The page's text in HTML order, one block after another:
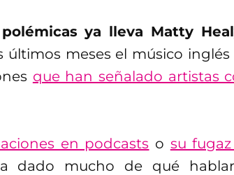
ya lleva Matty
últimos meses el músico
que han señalado artistas
en podcasts o su
dado mucho de qué